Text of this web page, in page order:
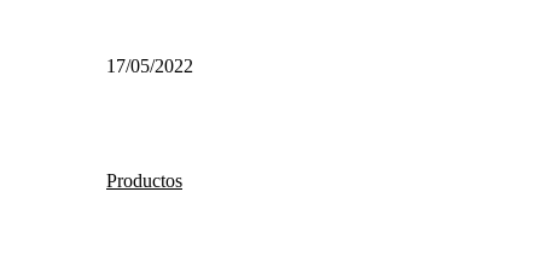
17/05/2022
Productos